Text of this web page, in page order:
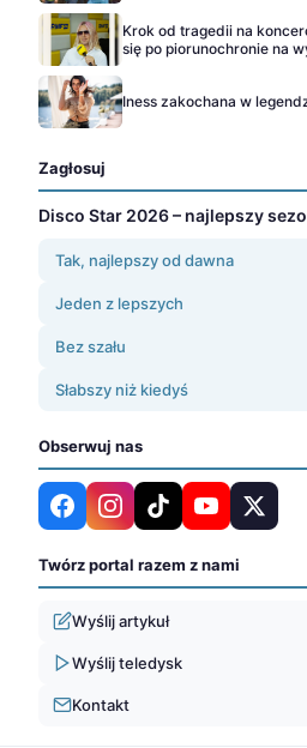
Krok od tragedii na
się po piorunochronie na
Iness zakochana w
Zagłosuj
Disco Star 2026 – najlepszy
Tak, najlepszy od dawna
Jeden z lepszych
Bez szału
Słabszy niż kiedyś
Obserwuj nas
Twórz portal razem z nami
Wyślij artykuł
Wyślij teledysk
Kontakt